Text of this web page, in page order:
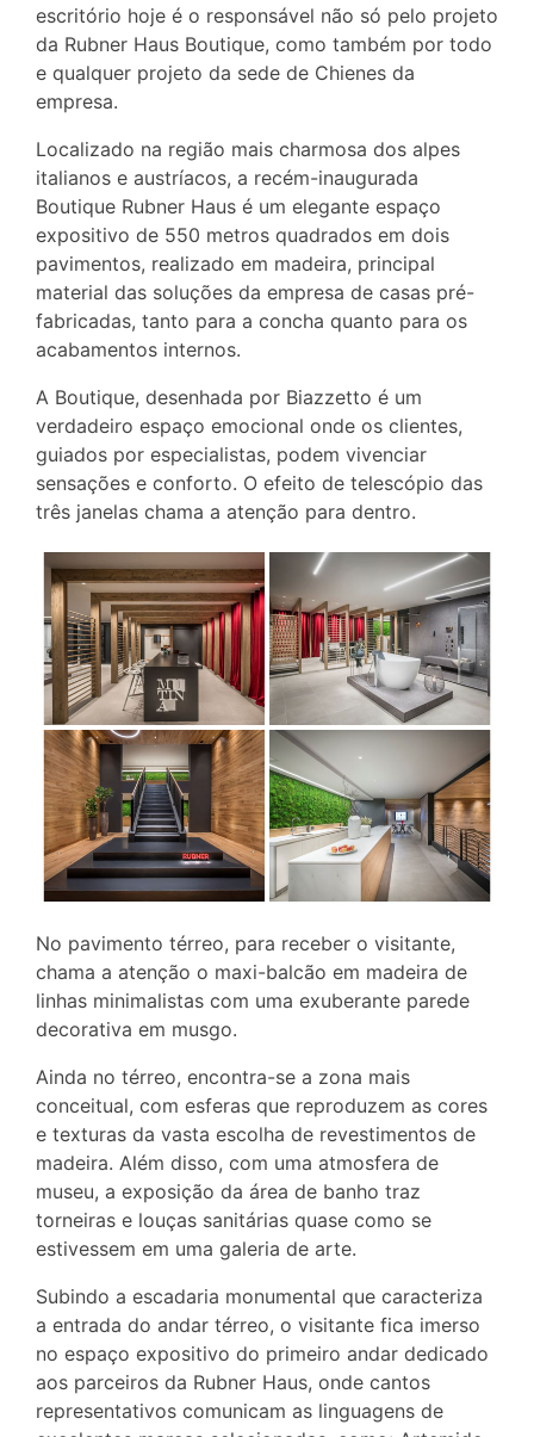
escritório hoje é o responsável não só pelo projeto
da Rubner Haus Boutique, como também por todo
e qualquer projeto da sede de Chienes da
empresa.
Localizado na região mais charmosa dos alpes
italianos e austríacos, a recém-inaugurada
Boutique Rubner Haus é um elegante espaço
expositivo de 550 metros quadrados em dois
pavimentos, realizado em madeira, principal
material das soluções da empresa de casas pré-
fabricadas, tanto para a concha quanto para os
acabamentos internos.
A Boutique, desenhada por Biazzetto é um
verdadeiro espaço emocional onde os clientes,
guiados por especialistas, podem vivenciar
sensações e conforto. O efeito de telescópio das
três janelas chama a atenção para dentro.
No pavimento térreo, para receber o visitante,
chama a atenção o maxi-balcão em madeira de
linhas minimalistas com uma exuberante parede
decorativa em musgo.
Ainda no térreo, encontra-se a zona mais
conceitual, com esferas que reproduzem as cores
e texturas da vasta escolha de revestimentos de
madeira. Além disso, com uma atmosfera de
museu, a exposição da área de banho traz
torneiras e louças sanitárias quase como se
estivessem em uma galeria de arte.
Subindo a escadaria monumental que caracteriza
a entrada do andar térreo, o visitante fica imerso
no espaço expositivo do primeiro andar dedicado
aos parceiros da Rubner Haus, onde cantos
representativos comunicam as linguagens de